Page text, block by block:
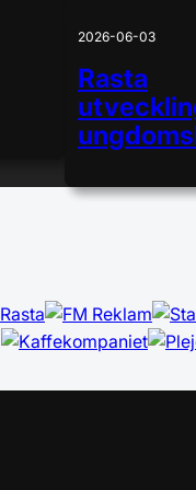
2026-06-03
Rasta